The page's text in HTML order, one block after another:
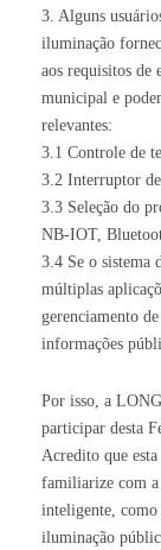
3. Alguns
iluminação
aos requisitos de
municipal e
relevantes:
3.1 Controle de
3.2 Interruptor
3.3 Seleção do
NB-IOT,
3.4 Se o sistema
múltiplas
gerenciamento
informações
Por isso, a
participar desta
Acredito que
familiarize com a
inteligente, como
iluminação